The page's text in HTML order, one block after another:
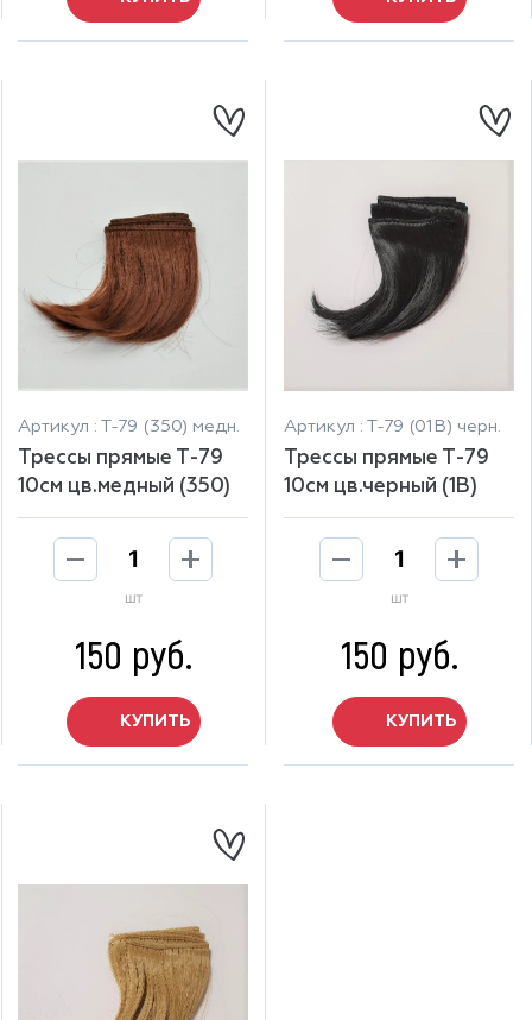
Артикул : Т-79 (350) медн.
Трессы прямые Т-79
10см цв.медный (350)
шт
150 руб.
КУПИТЬ
Артикул : Т-79 (01В) черн.
Трессы прямые Т-79
10см цв.черный (1В)
шт
150 руб.
КУПИТЬ